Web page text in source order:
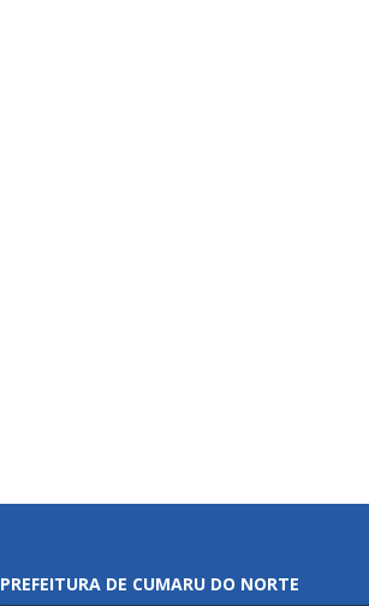
PREFEITURA DE CUMARU DO NORTE